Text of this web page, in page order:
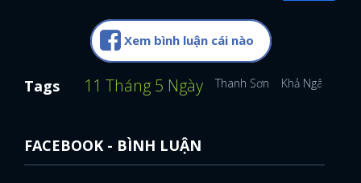
Xem bình luận cái nào
Tags 11 Tháng 5 Ngày Thanh Sơn Khả Ngân
FACEBOOK - BÌNH LUẬN